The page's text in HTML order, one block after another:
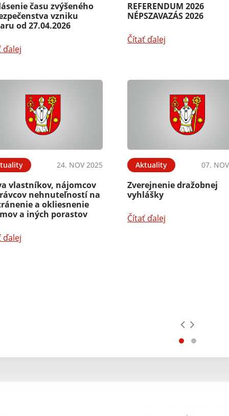
času zvýšeného
vzniku
od 27.04.2026
ďalej
REFERENDUM 2026
NÉPSZAVAZÁS 2026
Čítať ďalej
24. NOV 2025
vlastníkov, nájomcov
nehnuteľností na
a okliesnenie
a iných porastov
ďalej
Aktuality 07.
Zverejnenie dražobnej
vyhlášky
Čítať ďalej